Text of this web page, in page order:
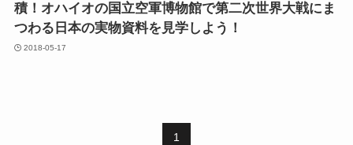
積！オハイオの国立空軍博物館で第二次世界大戦にま
つわる日本の実物資料を見学しよう！
2018-05-17
1